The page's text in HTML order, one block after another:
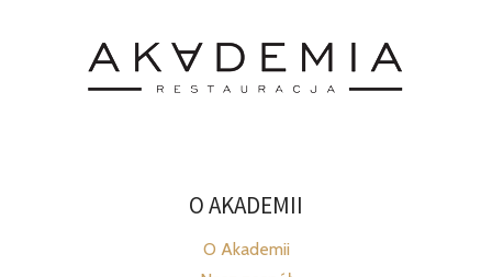
O AKADEMII
O Akademii